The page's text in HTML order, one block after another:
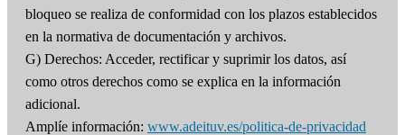
bloqueo se realiza de conformidad con los plazos establecidos
en la normativa de documentación y archivos.
G) Derechos: Acceder, rectificar y suprimir los datos, así
como otros derechos como se explica en la información
adicional.
Amplíe información: www.adeituv.es/politica-de-privacidad